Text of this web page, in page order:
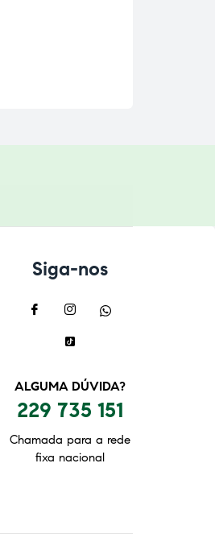
Siga-nos
ALGUMA DÚVIDA?
229 735 151
Chamada para a rede
fixa nacional